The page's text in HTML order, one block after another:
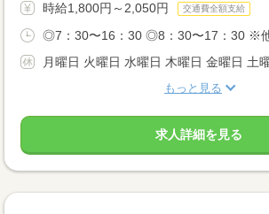
時給1,800円～2,050円 交通費全額支給
◎7：30〜16：30 ◎8：30〜17：30 ※
月曜日 火曜日 水曜日 木曜日 金曜日 土
もっと見る
求人詳細を見る